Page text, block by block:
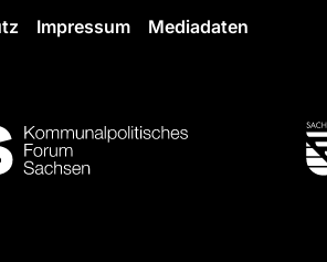
Impressum Mediadaten